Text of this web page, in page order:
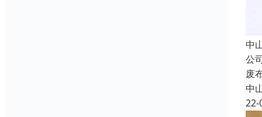
中
公
废
中
22-